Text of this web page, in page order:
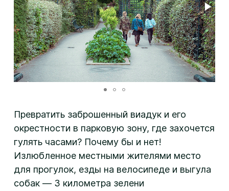
Превратить заброшенный виадук и его
окрестности в парковую зону, где захочется
гулять часами? Почему бы и нет!
Излюбленное местными жителями место
для прогулок, езды на велосипеде и выгула
собак — 3 километра зелени